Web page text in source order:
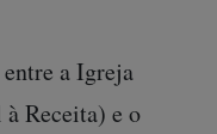
a Igreja
Receita) e o